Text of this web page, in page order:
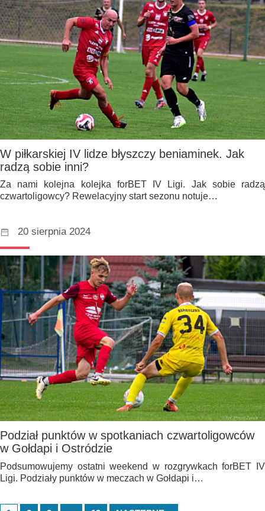
W piłkarskiej IV lidze błyszczy beniaminek. Jak
radzą sobie inni?
Za nami kolejna kolejka forBET IV Ligi. Jak sobie radzą
czwartoligowcy? Rewelacyjny start sezonu notuje…
20 sierpnia 2024
Podział punktów w spotkaniach czwartoligowców
w Gołdapi i Ostródzie
Podsumowujemy ostatni weekend w rozgrywkach forBET IV
Ligi. Podziały punktów w meczach w Gołdapi i…